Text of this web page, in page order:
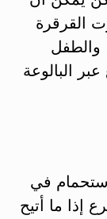
القرقرة
والطفل
البالوعة
في
إذا ما أتيح